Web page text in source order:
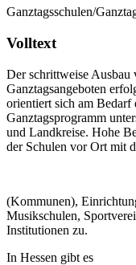
Ganztagsschulen/
Volltext
Der schrittweise Ausbau
Ganztagsangeboten
orientiert sich am
Ganztagsprogramm
und Landkreise. Hohe
der Schulen vor Ort mit
(Kommunen),
Musikschulen,
Institutionen zu.
In Hessen gibt es